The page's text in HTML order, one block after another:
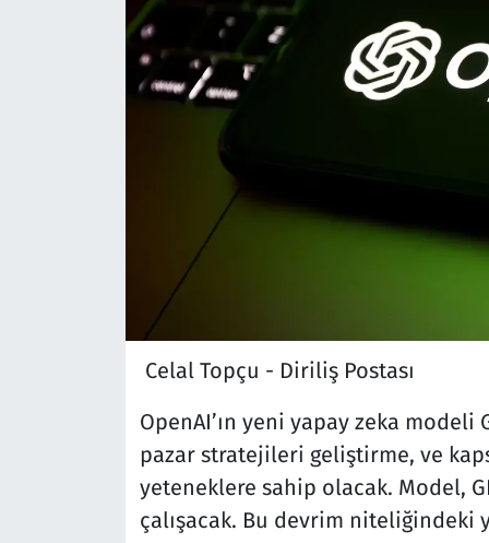
Celal Topçu - Diriliş Postası
OpenAI’ın yeni yapay zeka
pazar stratejileri geliştirme, ve
yeteneklere sahip olacak. Model,
çalışacak. Bu devrim niteliğindeki